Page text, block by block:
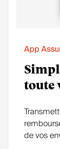
App
toute
de vos